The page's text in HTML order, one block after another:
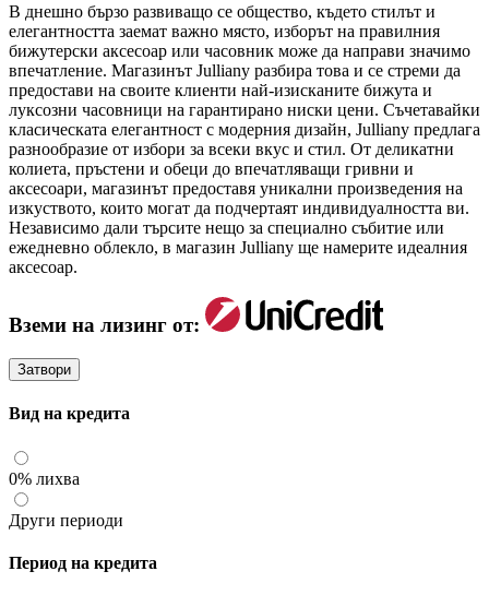
В днешно бързо развиващо се общество, където стилът и
елегантността заемат важно място, изборът на правилния
бижутерски аксесоар или часовник може да направи значимо
впечатление. Магазинът Julliany разбира това и се стреми да
предостави на своите клиенти най-изисканите бижута и
луксозни часовници на гарантирано ниски цени. Съчетавайки
класическата елегантност с модерния дизайн, Julliany предлага
разнообразие от избори за всеки вкус и стил. От деликатни
колиета, пръстени и обеци до впечатляващи гривни и
аксесоари, магазинът предоставя уникални произведения на
изкуството, които могат да подчертаят индивидуалността ви.
Независимо дали търсите нещо за специално събитие или
ежедневно облекло, в магазин Julliany ще намерите идеалния
аксесоар.
Вземи на лизинг от:
Затвори
Вид на кредита
0% лихва
Други периоди
Период на кредита